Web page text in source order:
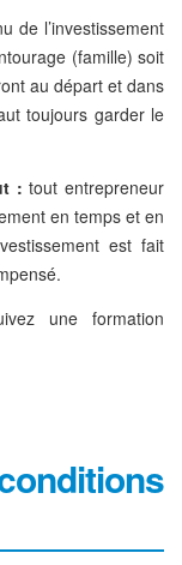
de l’investissement
(famille) soit
au départ et dans
toujours garder le
: tout entrepreneur
en temps et en
est fait
une formation